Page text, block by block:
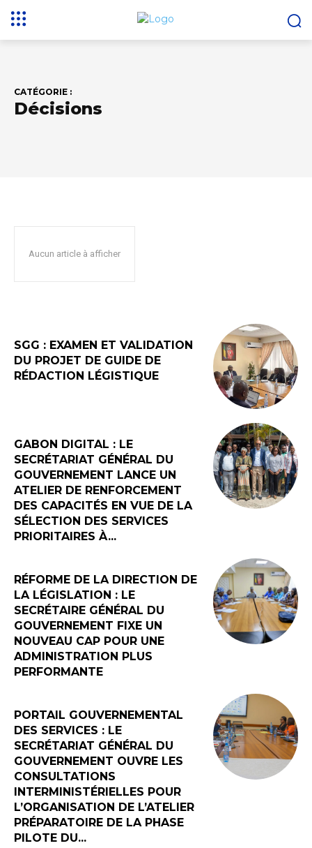
CATÉGORIE :
Décisions
Aucun article à afficher
SGG : EXAMEN ET VALIDATION
DU PROJET DE GUIDE DE
RÉDACTION LÉGISTIQUE
GABON DIGITAL : LE
SECRÉTARIAT GÉNÉRAL DU
GOUVERNEMENT LANCE UN
ATELIER DE RENFORCEMENT
DES CAPACITÉS EN VUE DE LA
SÉLECTION DES SERVICES
PRIORITAIRES À...
RÉFORME DE LA DIRECTION DE
LA LÉGISLATION : LE
SECRÉTAIRE GÉNÉRAL DU
GOUVERNEMENT FIXE UN
NOUVEAU CAP POUR UNE
ADMINISTRATION PLUS
PERFORMANTE
PORTAIL GOUVERNEMENTAL
DES SERVICES : LE
SECRÉTARIAT GÉNÉRAL DU
GOUVERNEMENT OUVRE LES
CONSULTATIONS
INTERMINISTÉRIELLES POUR
L’ORGANISATION DE L’ATELIER
PRÉPARATOIRE DE LA PHASE
PILOTE DU...